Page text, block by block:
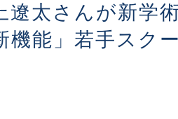
機能」若手スク